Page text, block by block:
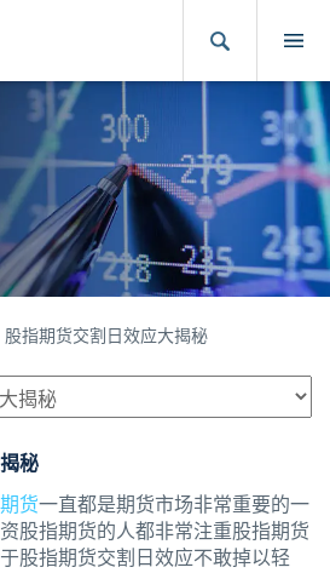
股指期货交割日效应大揭秘
秘
货一直都是期货市场非常重要的一
股指期货的人都非常注重股指期货
股指期货交割日效应不敢掉以轻